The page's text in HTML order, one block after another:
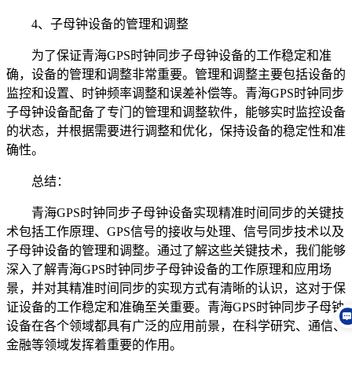
4、子母钟设备的管理和调整
为了保证青海GPS时钟同步子母钟设备的工作稳定和准
确，设备的管理和调整非常重要。管理和调整主要包括设备的
监控和设置、时钟频率调整和误差补偿等。青海GPS时钟同步
子母钟设备配备了专门的管理和调整软件，能够实时监控设备
的状态，并根据需要进行调整和优化，保持设备的稳定性和准
确性。
总结：
青海GPS时钟同步子母钟设备实现精准时间同步的关键技
术包括工作原理、GPS信号的接收与处理、信号同步技术以及
子母钟设备的管理和调整。通过了解这些关键技术，我们能够
深入了解青海GPS时钟同步子母钟设备的工作原理和应用场
景，并对其精准时间同步的实现方式有清晰的认识，这对于保
证设备的工作稳定和准确至关重要。青海GPS时钟同步子母钟
设备在各个领域都具有广泛的应用前景，在科学研究、通信、
金融等领域发挥着重要的作用。